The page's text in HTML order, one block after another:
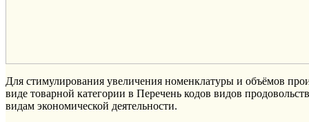
Для стимулирования увеличения номенклатуры и объёмов
виде товарной категории в Перечень кодов видов
видам экономической деятельности.